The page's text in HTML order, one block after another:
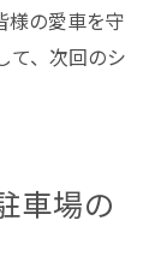
様の愛車を守
て、次回のシ
車場の